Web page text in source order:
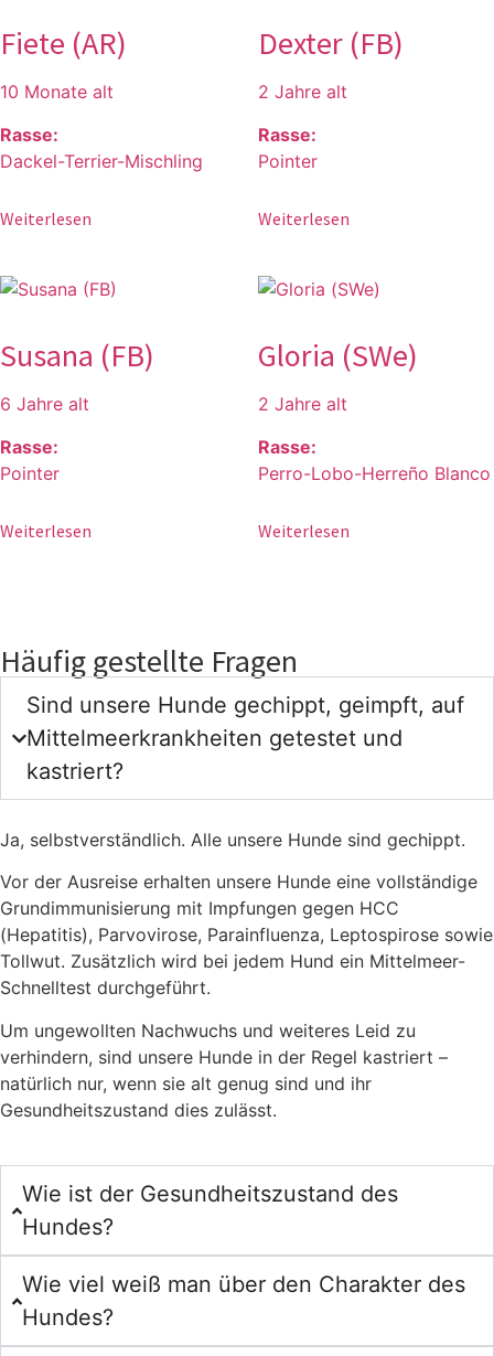
Fiete (AR)
10 Monate alt
Rasse:
Dackel-Terrier-Mischling
Weiterlesen
Dexter (FB)
2 Jahre alt
Rasse:
Pointer
Weiterlesen
Susana (FB)
6 Jahre alt
Rasse:
Pointer
Weiterlesen
Gloria (SWe)
2 Jahre alt
Rasse:
Perro-Lobo-Herreño Blanco
Weiterlesen
Häufig gestellte Fragen
Sind unsere Hunde gechippt, geimpft, auf
Mittelmeerkrankheiten getestet und
kastriert?
Ja, selbstverständlich. Alle unsere Hunde sind gechippt.
Vor der Ausreise erhalten unsere Hunde eine vollständige
Grundimmunisierung mit Impfungen gegen HCC
(Hepatitis), Parvovirose, Parainfluenza, Leptospirose sowie
Tollwut. Zusätzlich wird bei jedem Hund ein Mittelmeer-
Schnelltest durchgeführt.
Um ungewollten Nachwuchs und weiteres Leid zu
verhindern, sind unsere Hunde in der Regel kastriert –
natürlich nur, wenn sie alt genug sind und ihr
Gesundheitszustand dies zulässt.
Wie ist der Gesundheitszustand des
Hundes?
Wie viel weiß man über den Charakter des
Hundes?